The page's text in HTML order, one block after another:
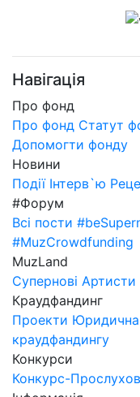
Навігація
Про фонд
Про фонд Статут
Допомогти фонду
Новини
Події Інтерв`ю
#Форум
Всі пости
#MuzCrowdfunding
MuzLand
Супернові Артисти
Краудфандинг
Проекти Юридична
краудфандингу
Конкурси
Конкурс-